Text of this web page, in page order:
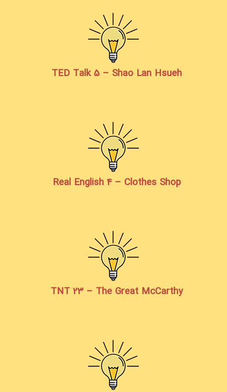
TED Talk 5 – Shao Lan Hsueh
Real English 4 – Clothes Shop
TNT 23 – The Great McCarthy